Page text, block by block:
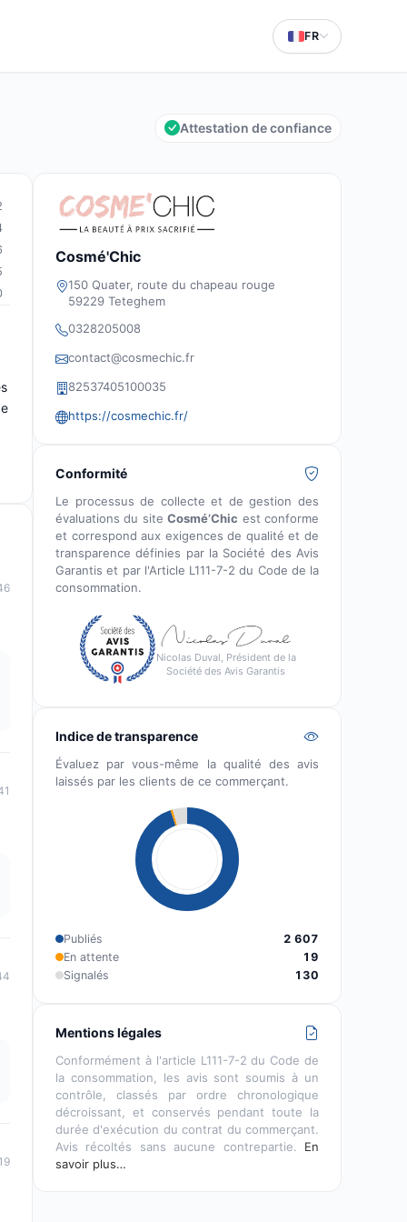
FR
Attestation de confiance
Cosmé'Chic
150 Quater, route du chapeau rouge
59229 Teteghem
0328205008
contact@cosmechic.fr
82537405100035
https://cosmechic.fr/
Conformité
Le processus de collecte et de gestion des
évaluations du siteCosmé’Chic est conforme
et correspond aux exigences de qualité et de
transparence définies par la Société des Avis
Garantis et par l'Article L111-7-2 du Code de la
consommation.
Nicolas Duval, Président de la
Société des Avis Garantis
Indice de transparence
Évaluez par vous-même la qualité des avis
laissés par les clients de ce commerçant.
Publiés
2 607
En attente
19
Signalés
130
Mentions légales
Conformément à l'article L111-7-2 du Code de
la consommation, les avis sont soumis à un
contrôle, classés par ordre chronologique
décroissant, et conservés pendant toute la
durée d'exécution du contrat du commerçant.
Avis récoltés sans aucune contrepartie. En
savoir plus…